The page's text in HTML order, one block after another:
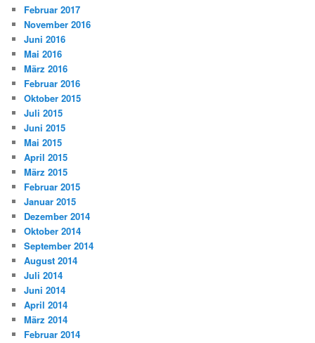
Februar 2017
November 2016
Juni 2016
Mai 2016
März 2016
Februar 2016
Oktober 2015
Juli 2015
Juni 2015
Mai 2015
April 2015
März 2015
Februar 2015
Januar 2015
Dezember 2014
Oktober 2014
September 2014
August 2014
Juli 2014
Juni 2014
April 2014
März 2014
Februar 2014